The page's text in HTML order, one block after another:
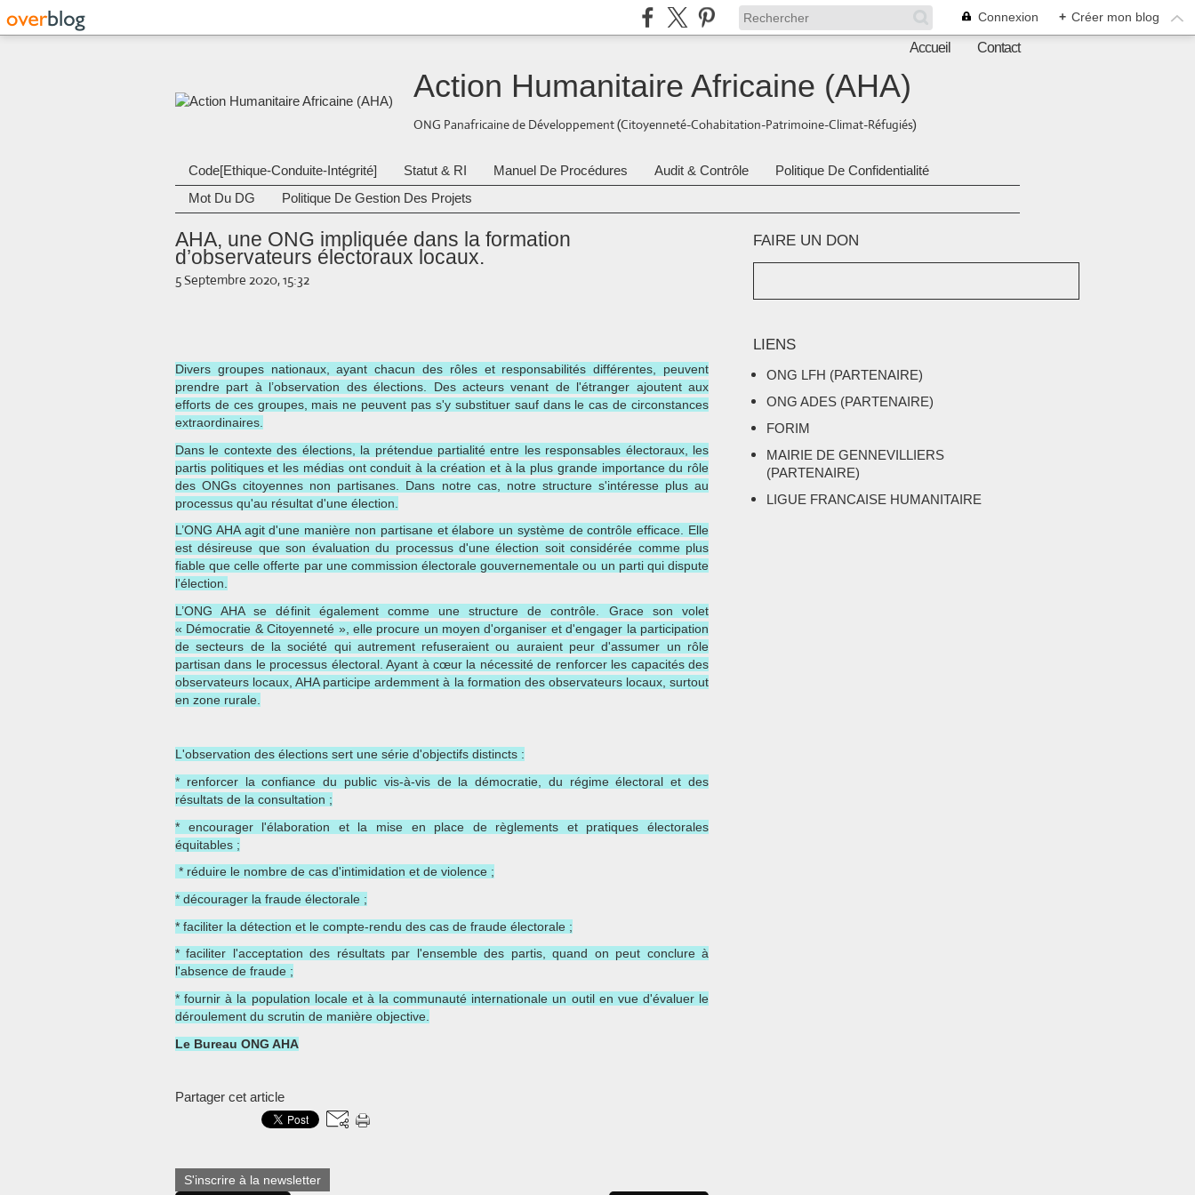
Connexion + Créer mon blog
Accueil Contact
Action Humanitaire Africaine (AHA)
ONG Panafricaine de Développement (Citoyenneté-Cohabitation-Patrimoine-Climat-Réfugiés)
Code[Ethique-Conduite-Intégrité] Statut & RI Manuel De Procédures Audit & Contrôle
Politique De Confidentialité
Mot Du DG
Politique De Gestion Des Projets
AHA, une ONG impliquée dans la formation
d’observateurs électoraux locaux.
5 Septembre 2020, 15:32
Divers groupes nationaux, ayant chacun des rôles et responsabilités différentes, peuvent
prendre part à l’observation des élections. Des acteurs venant de l'étranger ajoutent aux
efforts de ces groupes, mais ne peuvent pas s'y substituer sauf dans le cas de circonstances
extraordinaires.
Dans le contexte des élections, la prétendue partialité entre les responsables électoraux, les
partis politiques et les médias ont conduit à la création et à la plus grande importance du rôle
des ONGs citoyennes non partisanes. Dans notre cas, notre structure s'intéresse plus au
processus qu'au résultat d'une élection.
L’ONG AHA agit d'une manière non partisane et élabore un système de contrôle efficace. Elle
est désireuse que son évaluation du processus d'une élection soit considérée comme plus
fiable que celle offerte par une commission électorale gouvernementale ou un parti qui dispute
l'élection.
L’ONG AHA se définit également comme une structure de contrôle. Grace son volet
« Démocratie & Citoyenneté », elle procure un moyen d'organiser et d'engager la participation
de secteurs de la société qui autrement refuseraient ou auraient peur d'assumer un rôle
partisan dans le processus électoral.Ayant à cœur la nécessité de renforcer les capacités des
observateurs locaux, AHA participe ardemment à la formation des observateurs locaux, surtout
en zone rurale.
L'observation des élections sert une série d'objectifs distincts :
* renforcer la confiance du public vis-à-vis de la démocratie, du régime électoral et des
résultats de la consultation ;
* encourager l'élaboration et la mise en place de règlements et pratiques électorales
équitables ;
* réduire le nombre de cas d'intimidation et de violence ;
* décourager la fraude électorale ;
* faciliter la détection et le compte-rendu des cas de fraude électorale ;
* faciliter l'acceptation des résultats par l'ensemble des partis, quand on peut conclure à
l'absence de fraude ;
* fournir à la population locale et à la communauté internationale un outil en vue d'évaluer le
déroulement du scrutin de manière objective.
Le Bureau ONG AHA
Partager cet article
S'inscrire à la newsletter
FAIRE UN DON
LIENS
ONG LFH (PARTENAIRE)
ONG ADES (PARTENAIRE)
FORIM
MAIRIE DE GENNEVILLIERS
(PARTENAIRE)
LIGUE FRANCAISE HUMANITAIRE